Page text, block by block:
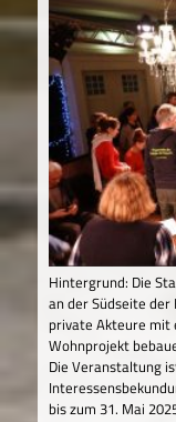
Hintergrund: Die
an der Südseite
private Akteure
Wohnprojekt
Die Veranstaltung
bis zum 31. Mai